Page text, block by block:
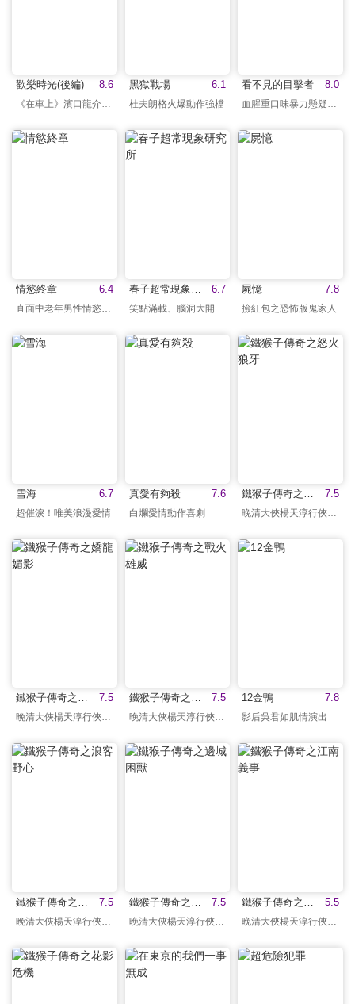
8.6
歡樂時光(後編)
《在車上》濱口龍介執導
6.1
黑獄戰場
杜夫朗格火爆動作強檔
8.0
看不見的目擊者
血腥重口味暴力懸疑強片
6.4
情慾終章
直面中老年男性情慾世界
6.7
春子超常現象研究所
笑點滿載、腦洞大開
7.8
屍憶
撿紅包之恐怖版鬼家人
6.7
雪海
超催淚！唯美浪漫愛情
7.6
真愛有夠殺
白爛愛情動作喜劇
7.5
7.5
鐵猴子傳奇之嬌龍媚影
晚清大俠楊天淳行俠仗義
7.5
鐵猴子傳奇之戰火雄威
晚清大俠楊天淳行俠仗義
7.8
12金鴨
影后吳君如肌情演出
7.5
鐵猴子傳奇之浪客野心
晚清大俠楊天淳行俠仗義
7.5
鐵猴子傳奇之邊城困獸
晚清大俠楊天淳行俠仗義
5.5
鐵猴子傳奇之江南義事
晚清大俠楊天淳行俠仗義